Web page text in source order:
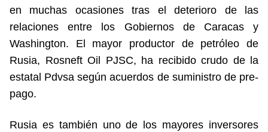
en muchas ocasiones tras el deterioro de las
relaciones entre los Gobiernos de Caracas y
Washington. El mayor productor de petróleo de
Rusia, Rosneft Oil PJSC, ha recibido crudo de la
estatal Pdvsa según acuerdos de suministro de pre-
pago.
Rusia es también uno de los mayores inversores